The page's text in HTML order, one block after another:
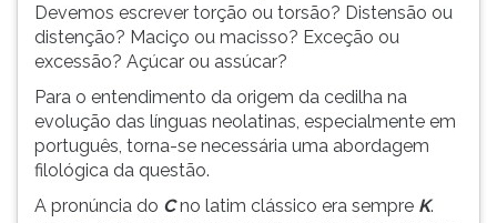
leitura
pressione
(primeira
tecla
esquerda
Devemos escrever torção ou torsão? Distensão ou
distenção? Maciço ou macisso? Exceção ou
excessão? Açúcar ou assúcar?
Para o entendimento da origem da cedilha na
evolução das línguas neolatinas, especialmente em
português, torna-se necessária uma abordagem
filológica da questão.
A pronúncia do Cno latim clássico era sempre K.